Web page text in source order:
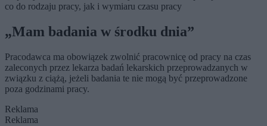
co do rodzaju pracy, jak i wymiaru czasu pracy
„Mam badania w środku dnia”
Pracodawca ma obowiązek zwolnić pracownicę od pracy na czas
zaleconych przez lekarza badań lekarskich przeprowadzanych w
związku z ciążą, jeżeli badania te nie mogą być przeprowadzone
poza godzinami pracy.
Reklama
Reklama